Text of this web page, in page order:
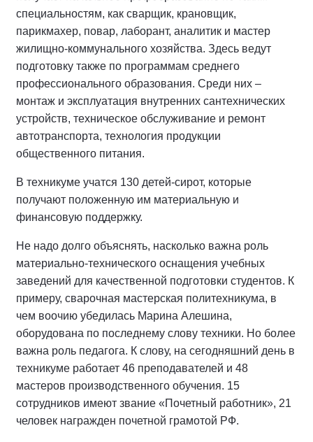
специальностям, как сварщик, крановщик,
парикмахер, повар, лаборант, аналитик и мастер
жилищно-коммунального хозяйства. Здесь ведут
подготовку также по программам среднего
профессионального образования. Среди них –
монтаж и эксплуатация внутренних сантехнических
устройств, техническое обслуживание и ремонт
автотранспорта, технология продукции
общественного питания.
В техникуме учатся 130 детей-сирот, которые
получают положенную им материальную и
финансовую поддержку.
Не надо долго объяснять, насколько важна роль
материально-технического оснащения учебных
заведений для качественной подготовки студентов. К
примеру, сварочная мастерская политехникума, в
чем воочию убедилась Марина Алешина,
оборудована по последнему слову техники. Но более
важна роль педагога. К слову, на сегодняшний день в
техникуме работает 46 преподавателей и 48
мастеров производственного обучения. 15
сотрудников имеют звание «Почетный работник», 21
человек награжден почетной грамотой РФ.